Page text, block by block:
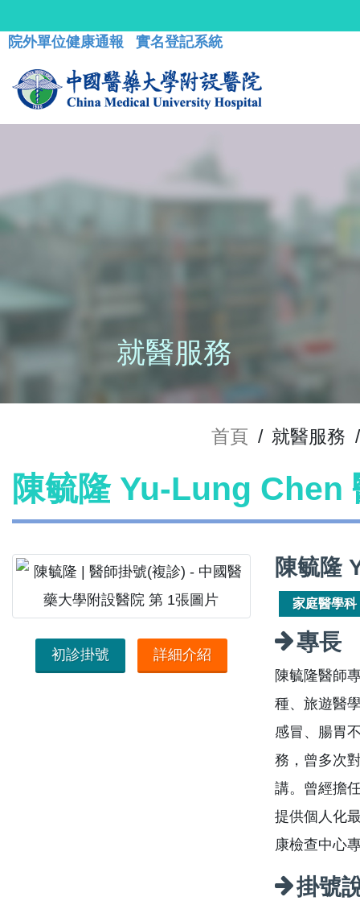
院外單位健康通報 實名登記系統
就醫服務
首頁 / 就醫服務 /
陳毓隆 Yu-Lung Chen
初診掛號 詳細介紹
陳毓隆
家庭醫學科
專長
陳毓隆醫師
種、旅遊醫
感冒、腸胃
務，曾多次
講。曾經擔
提供個人化
康檢查中心
掛號